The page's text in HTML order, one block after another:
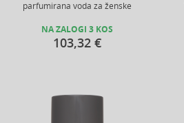
parfumirana voda za ženske
NA ZALOGI 3 KOS
103,32 €